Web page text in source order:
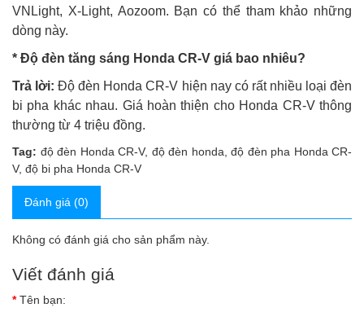
VNLight, X-Light, Aozoom. Bạn có thể tham khảo những
dòng này.
* Độ đèn tăng sáng Honda CR-V giá bao nhiêu?
Trả lời: Độ đèn Honda CR-V hiện nay có rất nhiều loại đèn
bi pha khác nhau. Giá hoàn thiện cho Honda CR-V thông
thường từ 4 triệu đồng.
Tag: độ đèn Honda CR-V, độ đèn honda độ đèn pha Honda CR-
V, độ bi pha Honda CR-V
Đánh giá (0)
Không có đánh giá cho sản phẩm này.
Viết đánh giá
Tên bạn: